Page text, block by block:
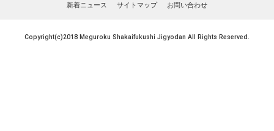
新着ニュース サイトマップ お問い合わせ
Copyright(c)2018 Meguroku Shakaifukushi Jigyodan All Rights Reserved.